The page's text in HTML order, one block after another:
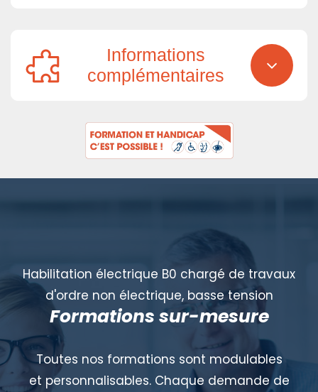
Informations
complémentaires
Habilitation électrique B0 chargé de travaux
d'ordre non électrique, basse tension
Formations sur-mesure
Toutes nos formations sont modulables
et personnalisables. Chaque demande de